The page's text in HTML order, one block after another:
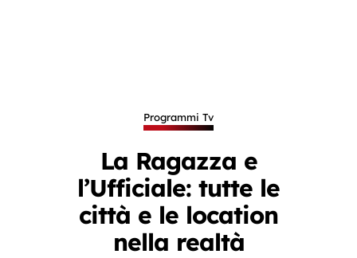
Programmi Tv
La Ragazza e
l’Ufficiale: tutte le
città e le location
nella realtà